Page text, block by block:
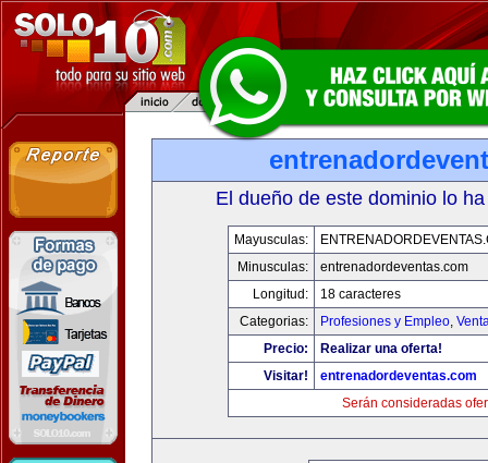
El dueño de este dominio lo
Mayusculas:
Minusculas:
entrenadordeventas.com
Longitud:
18 caracteres
Categorias:
Profesiones y Empleo,
Precio:
Realizar una oferta!
Visitar!
entrenadordeventas.com
Serán consideradas